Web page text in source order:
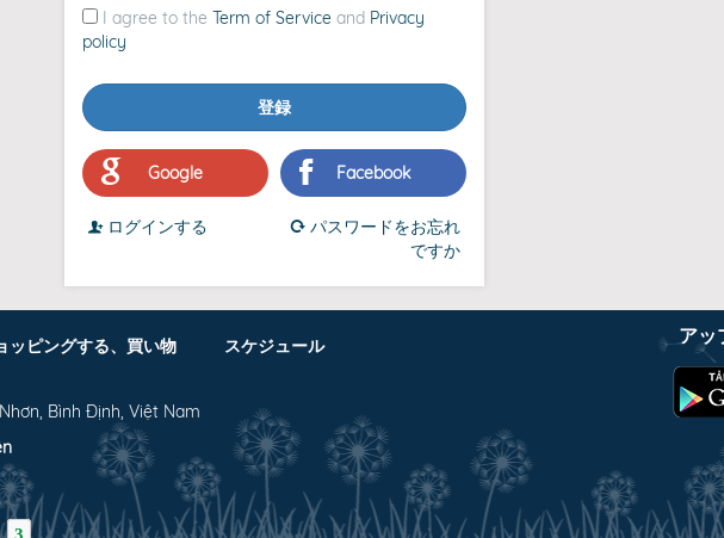
I agree to the Term of Service and Privacy
policy
登録
Google Facebook
ログインする
パスワードをお忘れ
ですか
ッピングする、買い物
スケジュール
Bình Định, Việt Nam
アッ